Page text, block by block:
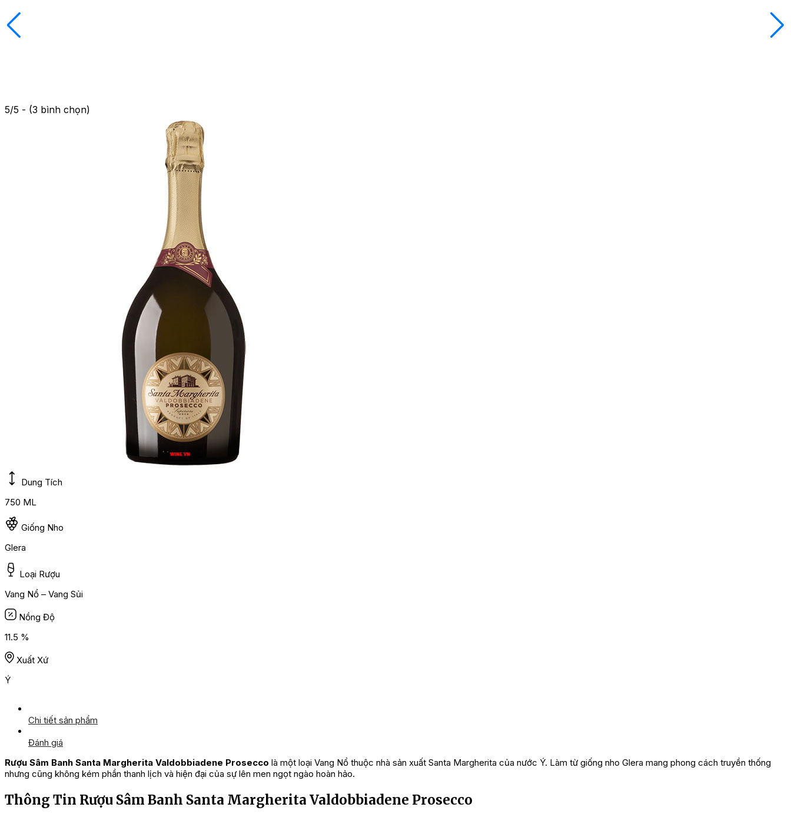
5/5 - (3 bình chọn)
Dung Tích
750 ML
Giống Nho
Glera
Loại Rượu
Vang Nổ – Vang Sủi
Nồng Độ
11.5 %
Xuất Xứ
Ý
Chi tiết sản phẩm
Đánh giá
Rượu Sâm Banh Santa Margherita Valdobbiadene Prosecco là một loại Vang Nổ thuộc nhà sản xuất Santa Margherita của nước Ý. Làm từ giống nho Glera mang phong cách truyền thống
nhưng cũng không kém phần thanh lịch và hiện đại của sự lên men ngọt ngào hoàn hảo.
Thông Tin Rượu Sâm Banh Santa Margherita Valdobbiadene Prosecco